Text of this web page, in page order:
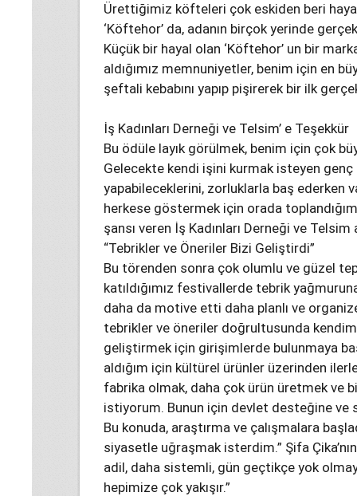
Ürettiğimiz köfteleri çok eskiden beri
‘Köftehor’ da, adanın birçok yerinde
Küçük bir hayal olan ‘Köftehor’ un bir
aldığımız memnuniyetler, benim için en
şeftali kebabını yapıp pişirerek bir ilk
İş Kadınları Derneği ve Telsim’ e Teşekkür
Bu ödüle layık görülmek, benim için çok
Gelecekte kendi işini kurmak isteyen genç
yapabileceklerini, zorluklarla baş ederken
herkese göstermek için orada
şansı veren İş Kadınları Derneği ve
“Tebrikler ve Öneriler Bizi Geliştirdi”
Bu törenden sonra çok olumlu ve güzel
katıldığımız festivallerde tebrik
daha da motive etti daha planlı ve
tebrikler ve öneriler doğrultusunda
geliştirmek için girişimlerde bulunmaya
aldığım için kültürel ürünler üzerinden
fabrika olmak, daha çok ürün üretmek ve
istiyorum. Bunun için devlet desteğine ve
Bu konuda, araştırma ve çalışmalara
siyasetle uğraşmak isterdim.” Şifa
adil, daha sistemli, gün geçtikçe yok
hepimize çok yakışır.”